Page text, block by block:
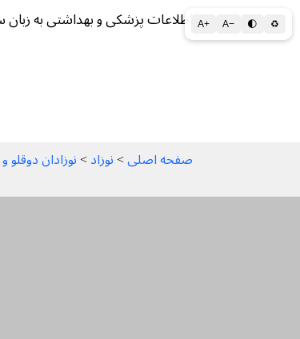
A+ A− 🌓 ♻ اطلاعات پزشکی و بهداشتی به
صفحه اصلی > نوزاد > نوزادان دوقلو